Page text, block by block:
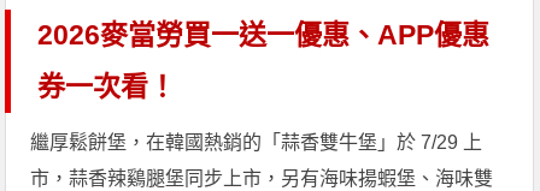
2026麥當勞買一送一優惠、APP優惠
券一次看！
繼厚鬆餅堡，在韓國熱銷的「蒜香雙牛堡」於 7/29 上
市，蒜香辣鷄腿堡同步上市，另有海味揚蝦堡、海味雙